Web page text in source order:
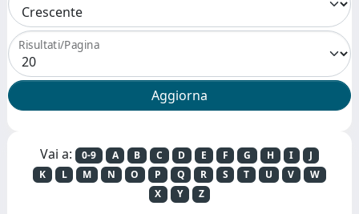
Risultati/Pagina
Vai a: 0-9 A B C D E F G H I
J
K
L M N O P Q R S T U V
W
X
Y Z